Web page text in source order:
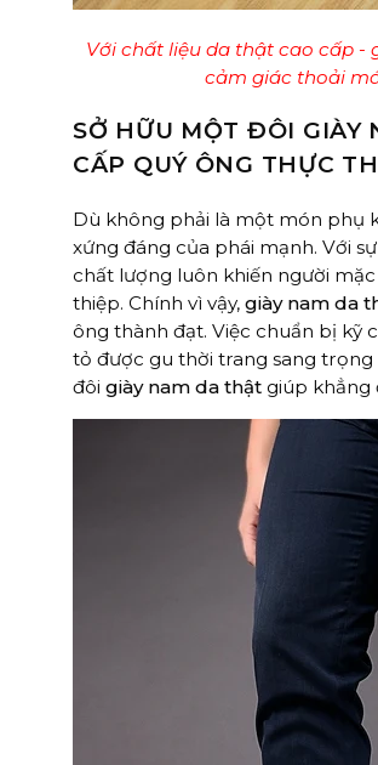
Với chất liệu da thật cao cấp -
cảm giác thoải
SỞ HỮU MỘT ĐÔI GIÀY
CẤP QUÝ ÔNG THỰC
Dù không phải là một món phụ
xứng đáng của phái mạnh. Với
chất lượng luôn khiến người
thiệp. Chính vì vậy, giày nam da
ông thành đạt. Việc chuẩn bị kỹ
tỏ được gu thời trang sang
đôi giày nam da thật giúp khẳng